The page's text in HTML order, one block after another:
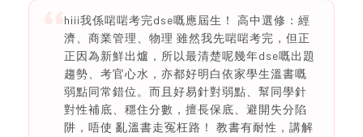
hiii我係啱啱考完dse嘅應屆生！ 高中選修：經
濟、商業管理、物理 雖然我先啱啱考完，但正
正因為新鮮出爐，所以最清楚呢幾年dse嘅出題
趨勢、考官心水，亦都好明白依家學生溫書嘅
弱點同常錯位。而且好易針對弱點、幫同學針
對性補底、穩住分數，擅長保底、避開失分陷
阱，唔使 亂溫書走冤枉路！ 教書有耐性，講解